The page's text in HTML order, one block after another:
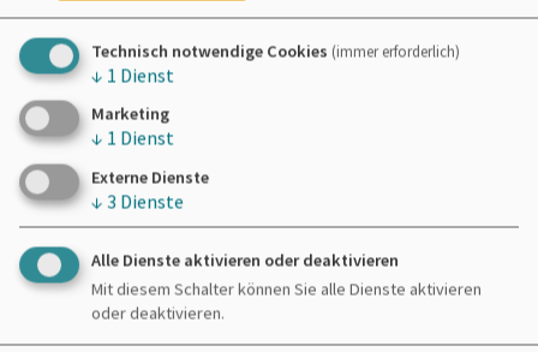
Möchten Sie von
bereitgestellte externe Inhalte laden?
Ja Immer
Technisch notwendige Cookies (immer erforderlich)
↓ 1 Dienst
Marketing
↓ 1 Dienst
Externe Dienste
↓ 3 Dienste
Alle Dienste aktivieren oder deaktivieren
Mit diesem Schalter können Sie alle Dienste aktivieren
oder deaktivieren.